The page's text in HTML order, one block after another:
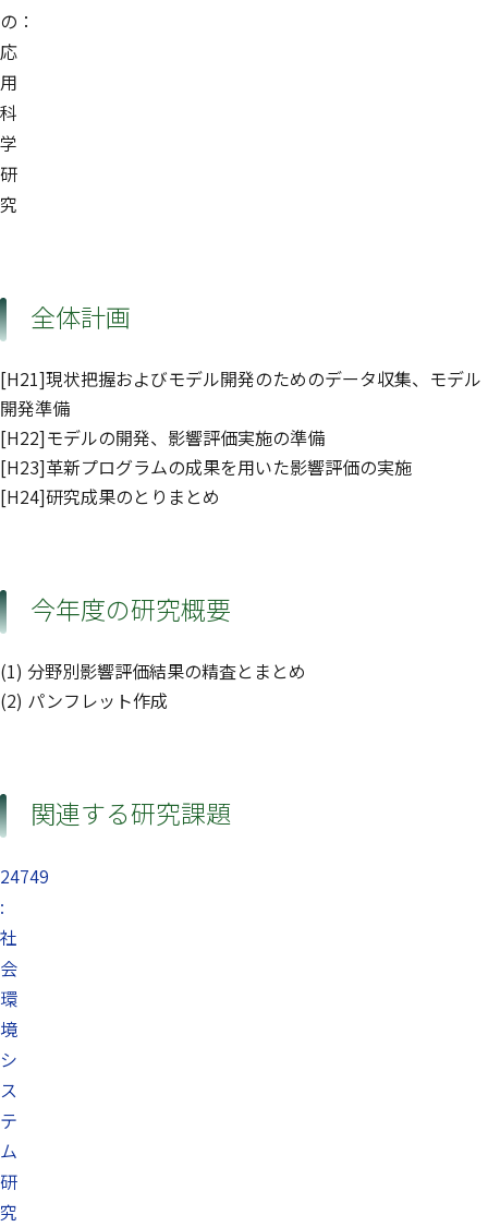
の：
応
用
科
学
研
究
全体計画
[H21]現状把握およびモデル開発のためのデータ収集、モデル
開発準備
[H22]モデルの開発、影響評価実施の準備
[H23]革新プログラムの成果を用いた影響評価の実施
[H24]研究成果のとりまとめ
今年度の研究概要
(1) 分野別影響評価結果の精査とまとめ
(2) パンフレット作成
関連する研究課題
24749
:
社
会
環
境
シ
ス
テ
ム
研
究